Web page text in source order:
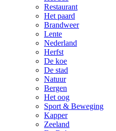
Restaurant
Het paard
Brandweer
Lente
Nederland
Herfst
De koe
De stad
Natuur
Bergen
Het oog
Sport & Beweging
Kapper
Zeeland